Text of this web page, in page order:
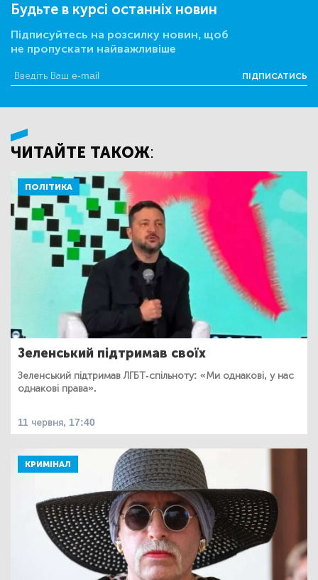
Будьте в курсі останніх новин
Підписуйтесь на розсилку новин, щоб
не пропускати найважливіше
ПІДПИСАТИСЬ
ЧИТАЙТЕ ТАКОЖ:
ПОЛІТИКА
Зеленський підтримав своїх
Зеленський підтримав ЛГБТ-спільноту: «Ми однакові, у нас
однакові права».
11 червня, 17:40
КРИМІНАЛ